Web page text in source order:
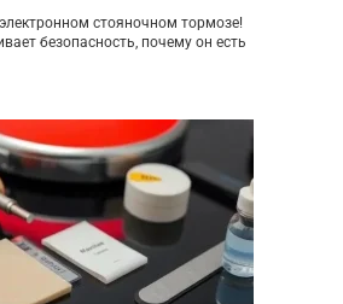
стояночном тормозе!
безопасность, почему он есть